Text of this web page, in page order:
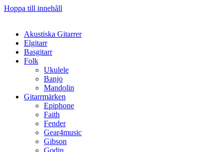
Hoppa till innehåll
Akustiska Gitarrer
Elgitarr
Basgitarr
Folk
Ukulele
Banjo
Mandolin
Gitarrmärken
Epiphone
Faith
Fender
Gear4music
Gibson
Godin